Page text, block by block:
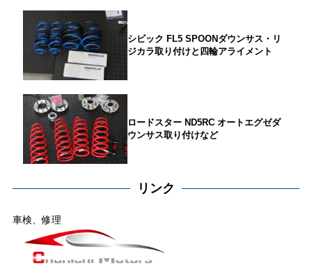
シビック FL5 SPOONダウンサス・リ
ジカラ取り付けと四輪アライメント
ロードスター ND5RC オートエグゼダ
ウンサス取り付けなど
リンク
車検、修理